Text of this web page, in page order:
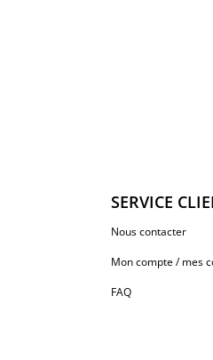
SERVICE
Nous contacter
Mon compte / mes
FAQ